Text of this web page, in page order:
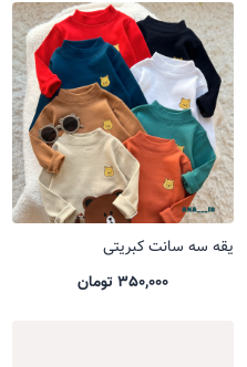
یقه سه سانت کبریتی
350,000 تومان